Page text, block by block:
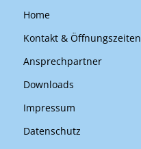
Home
Kontakt & Öffnungszeiten
Ansprechpartner
Downloads
Impressum
Datenschutz